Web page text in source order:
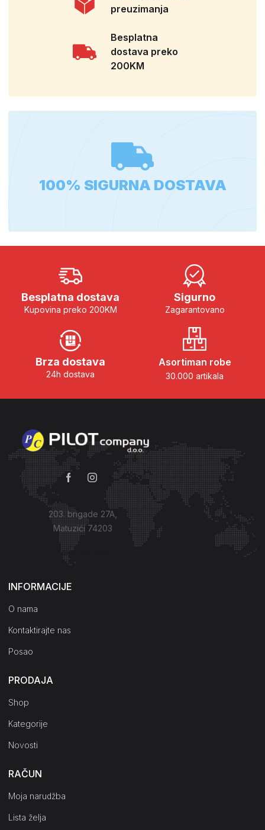
preuzimanja
Besplatna
dostava preko
200KM
100% SIGURNA DOSTAVA
Besplatna dostava
Kupovina preko 200KM
Sigurno
Zagarantovano
Brza dostava
24h dostava
Asortiman robe
30.000 artikala
203. brigade 27A,
Matuzići 74203
Kako do nas?
INFORMACIJE
O nama
Kontaktirajte nas
Posao
PRODAJA
Shop
Kategorije
Novosti
RAČUN
Moja narudžba
Lista želja